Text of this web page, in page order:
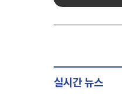
실시간 뉴스